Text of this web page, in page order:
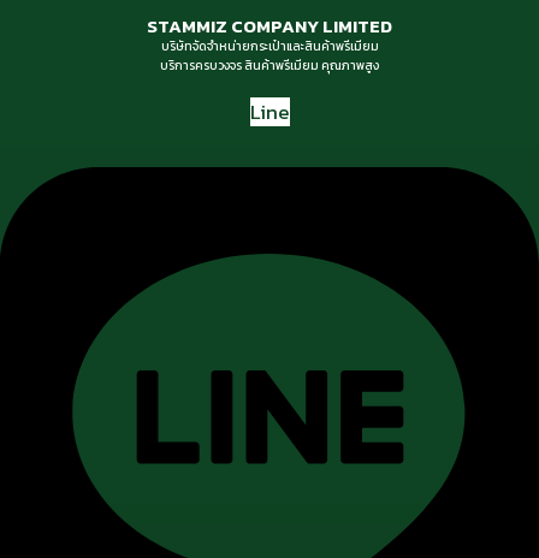
STAMMIZ COMPANY LIMITED
บริษัทจัดจำหน่ายกระเป๋าและสินค้าพรีเมียม
บริการครบวงจร สินค้าพรีเมียม คุณภาพสูง
Line